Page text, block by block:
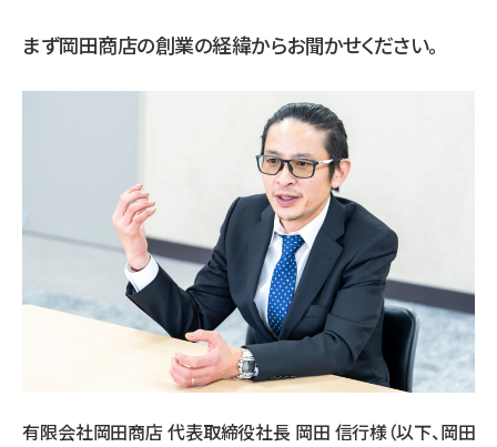
まず岡田商店の創業の経緯からお聞かせください。
有限会社岡田商店 代表取締役社長 岡田 信行様（以下、岡田